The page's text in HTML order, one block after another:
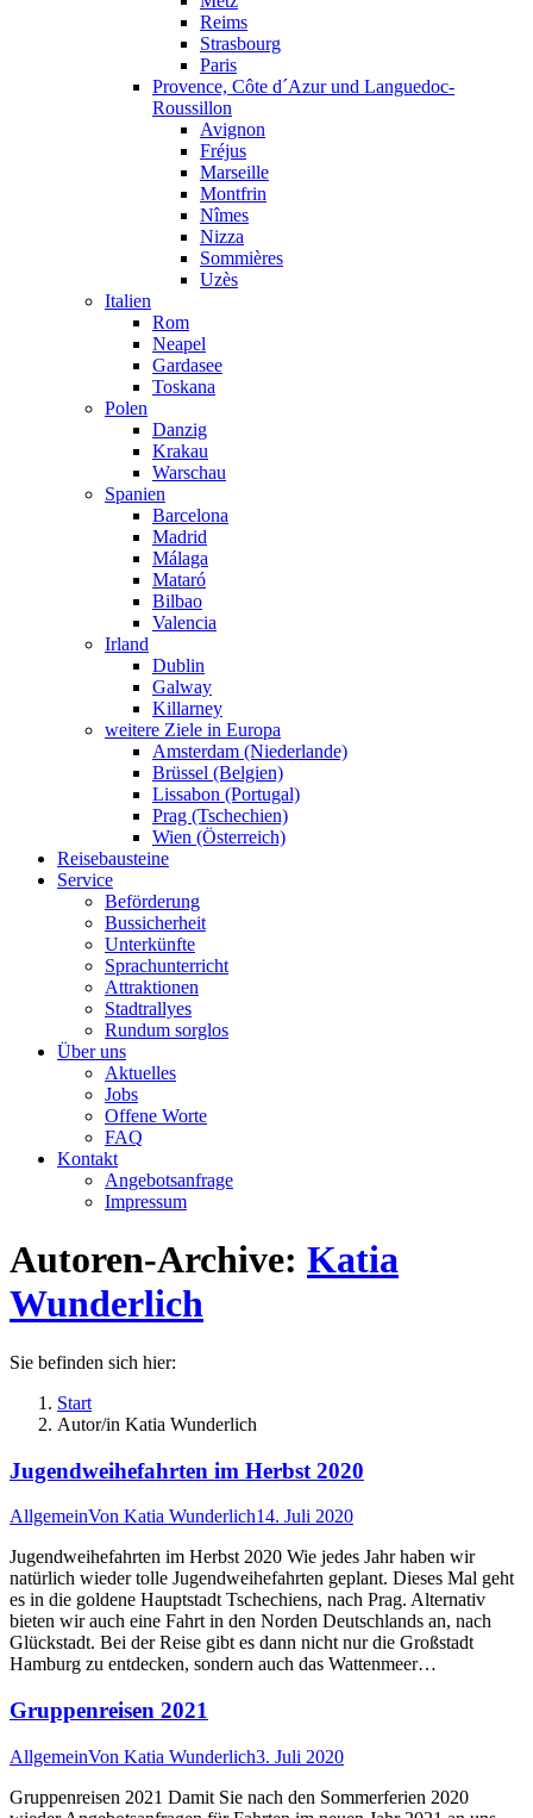
Reims
Strasbourg
Paris
Provence, Côte d´Azur und Languedoc-
Roussillon
Avignon
Fréjus
Marseille
Montfrin
Nîmes
Nizza
Sommières
Uzès
Italien
Rom
Neapel
Gardasee
Toskana
Polen
Danzig
Krakau
Warschau
Spanien
Barcelona
Madrid
Málaga
Mataró
Bilbao
Valencia
Irland
Dublin
Galway
Killarney
weitere Ziele in Europa
Amsterdam (Niederlande)
Brüssel (Belgien)
Lissabon (Portugal)
Prag (Tschechien)
Wien (Österreich)
Reisebausteine
Service
Beförderung
Bussicherheit
Unterkünfte
Sprachunterricht
Attraktionen
Stadtrallyes
Rundum sorglos
Über uns
Aktuelles
Jobs
Offene Worte
FAQ
Kontakt
Angebotsanfrage
Impressum
Autoren-Archive: Katia
Wunderlich
Sie befinden sich hier:
Start
Autor/in Katia Wunderlich
Jugendweihefahrten im Herbst 2020
AllgemeinVon Katia Wunderlich14. Juli 2020
Jugendweihefahrten im Herbst 2020 Wie jedes Jahr haben wir
natürlich wieder tolle Jugendweihefahrten geplant. Dieses Mal geht
es in die goldene Hauptstadt Tschechiens, nach Prag. Alternativ
bieten wir auch eine Fahrt in den Norden Deutschlands an, nach
Glückstadt. Bei der Reise gibt es dann nicht nur die Großstadt
Hamburg zu entdecken, sondern auch das Wattenmeer…
Gruppenreisen 2021
AllgemeinVon Katia Wunderlich3. Juli 2020
Gruppenreisen 2021 Damit Sie nach den Sommerferien 2020